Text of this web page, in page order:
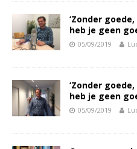
‘Zonder
heb je geen
05/09/2019
‘Zonder
heb je geen
05/09/2019